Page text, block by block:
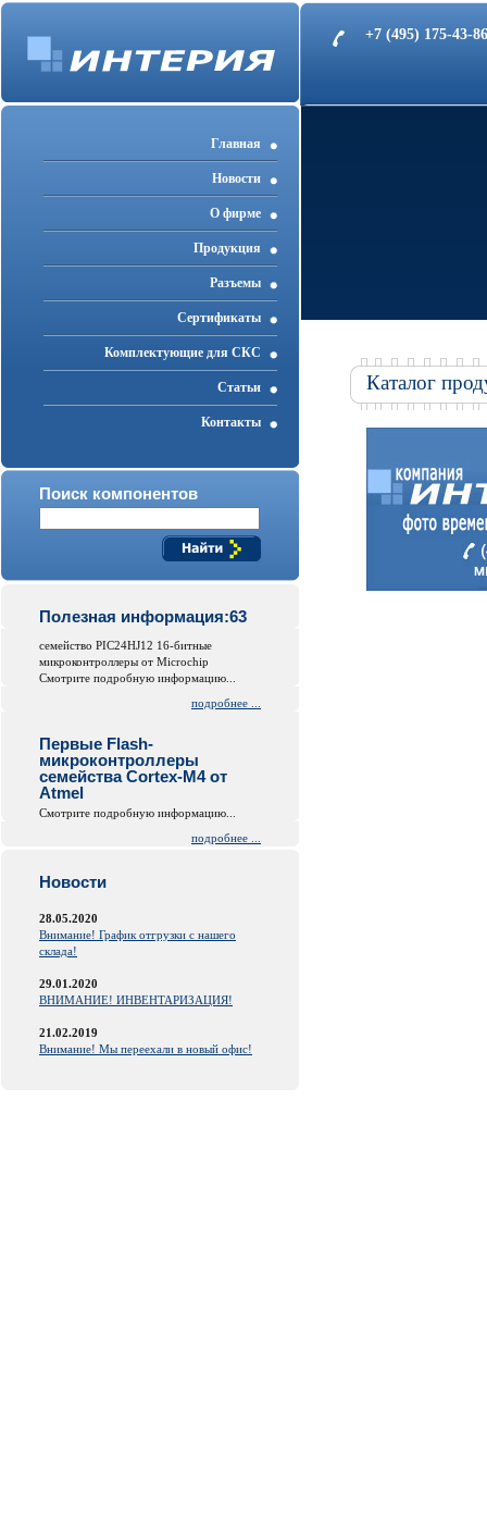
+7 (495) 175-43-
Главная
Новости
О фирме
Продукция
Разъемы
Cертификаты
Комплектующие для СКС
Статьи
Контакты
Поиск компонентов
Полезная информация:63
семейство PIC24HJ12 16-битные
микроконтроллеры от Microchip
Смотрите подробную информацию...
подробнее ...
Первые Flash-
микроконтроллеры
семейства Cortex-M4 от
Atmel
Смотрите подробную информацию...
подробнее ...
Новости
28.05.2020
Внимание! График отгрузки с нашего
склада!
29.01.2020
ВНИМАНИЕ! ИНВЕНТАРИЗАЦИЯ!
21.02.2019
Внимание! Мы переехали в новый офис!
Каталог